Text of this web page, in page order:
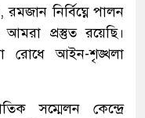
নির্বিঘ্নে পালন
প্রস্তুত রয়েছি।
রোধে আইন-শৃঙ্খলা
সম্মেলন কেন্দ্রে